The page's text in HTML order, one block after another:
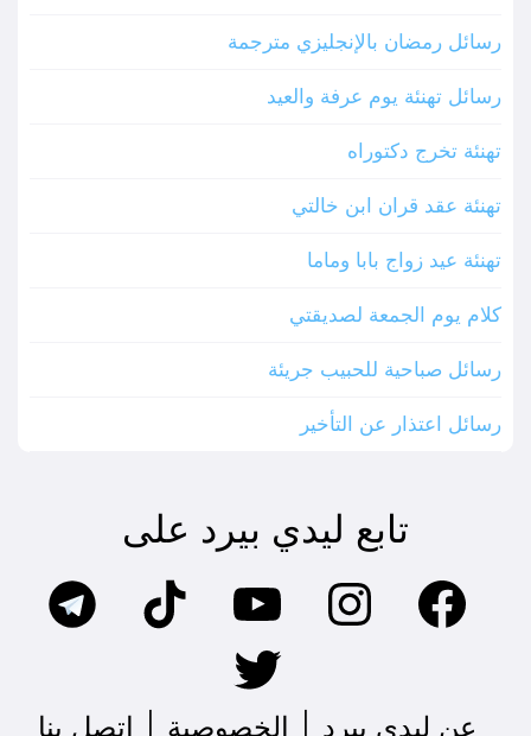
رسائل رمضان بالإنجليزي مترجمة
رسائل تهنئة يوم عرفة والعيد
تهنئة تخرج دكتوراه
تهنئة عقد قران ابن خالتي
تهنئة عيد زواج بابا وماما
كلام يوم الجمعة لصديقتي
رسائل صباحية للحبيب جريئة
رسائل اعتذار عن التأخير
تابع ليدي بيرد على
عن ليدي بيرد الخصوصية اتصل بنا